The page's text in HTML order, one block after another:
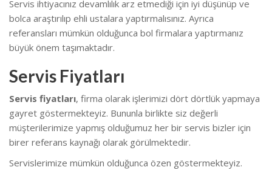
Servis ihtiyacınız devamlılık arz etmediği için iyi düşünüp ve
bolca araştırılıp ehli ustalara yaptırmalısınız. Ayrıca
referansları mümkün olduğunca bol firmalara yaptırmanız
büyük önem taşımaktadır.
Servis Fiyatları
Servis fiyatları, firma olarak işlerimizi dört dörtlük yapmaya
gayret göstermekteyiz. Bununla birlikte siz değerli
müşterilerimize yapmış olduğumuz her bir servis bizler için
birer referans kaynağı olarak görülmektedir.
Servislerimize mümkün olduğunca özen göstermekteyiz.